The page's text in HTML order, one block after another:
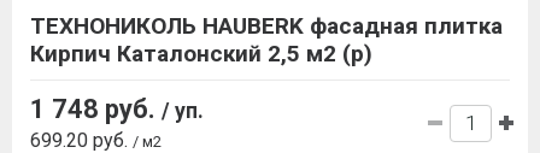
ТЕХНОНИКОЛЬ HAUBERK фасадная плитка
Кирпич Каталонский 2,5 м2 (р)
1 748 руб. / уп.
699.20 руб. / м2